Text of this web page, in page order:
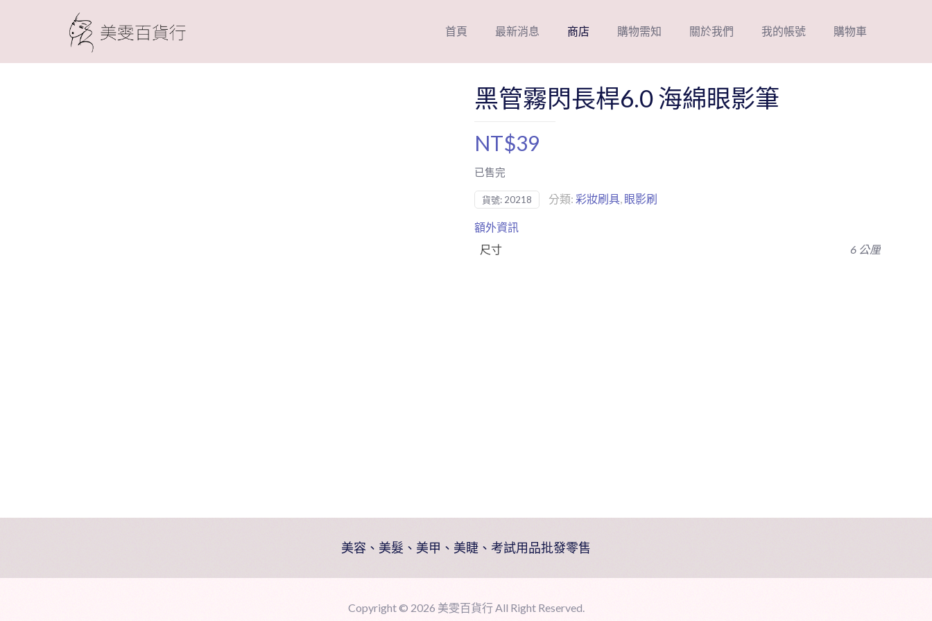
首頁 最新消息 商店 購物需知 關於我們 我的帳號 購物車
黑管霧閃長桿6.0 海綿眼影筆
NT$39
已售完
貨號: 20218 分類: 彩妝刷具, 眼影刷
額外資訊
尺寸
6 公厘
美容、美髮、美甲、美睫、考試用品批發零售
Copyright © 2026 美雯百貨行 All Right Reserved.